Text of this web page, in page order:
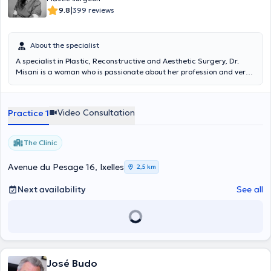
9.8|399 reviews
About the specialist
A specialist in Plastic, Reconstructive and Aesthetic Surgery, Dr.
Misani is a woman who is passionate about her profession and very
Misani was able to train alongside the most renowned surgeons in
Practice 1 Video Consultation
The Clinic
Avenue du Pesage 16, Ixelles 2,5 km
Next availability See all
José Budo